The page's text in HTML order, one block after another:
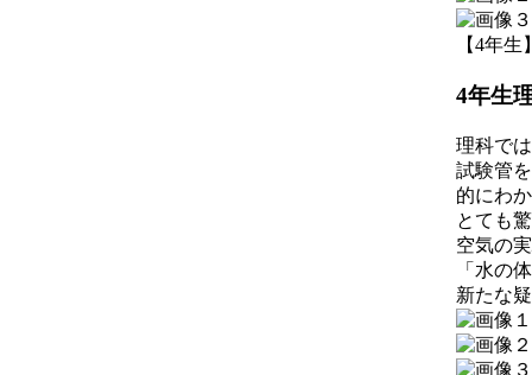
【4年生
4年生
理科で
試験管
的にわ
とても
空気の
「水の
新たな